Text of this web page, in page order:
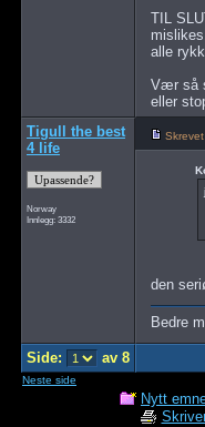
TIL
alle
Vær så
eller
Tigull the best
4 life
Norway
Innlegg: 3332
den
Bedre
Side: av 8
Neste side
Nytt